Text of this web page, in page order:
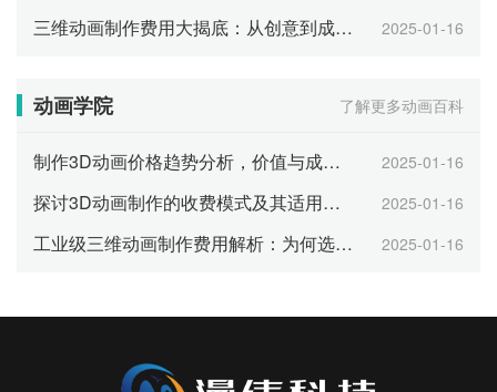
三维动画制作费用大揭底：从创意到成片的全方位费用 2025-01-16
动画学院 了解更多动画百科
制作3D动画价格趋势分析，价值与成本并重 2025-01-16
探讨3D动画制作的收费模式及其适用场景 2025-01-16
工业级三维动画制作费用解析：为何选择专业团队 2025-01-16